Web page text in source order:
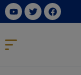
Facebook
Twitter